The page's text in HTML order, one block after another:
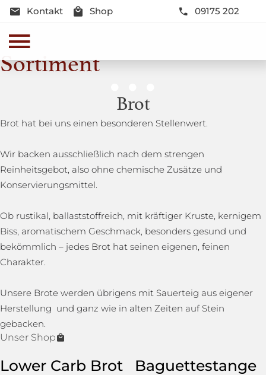
Kontakt Shop 09175 202
Sortiment
Genussmomente
Herzhaft oder süß - Beste Qualität und Frische sind
Brot
Brot hat bei uns einen besonderen Stellenwert.
Wir backen ausschließlich nach dem strengen
Reinheitsgebot, also ohne chemische Zusätze und
Konservierungsmittel.
Ob rustikal, ballaststoffreich, mit kräftiger Kruste, kernigem
Biss, aromatischem Geschmack, besonders gesund und
bekömmlich – jedes Brot hat seinen eigenen, feinen
Charakter.
Unsere Brote werden übrigens mit Sauerteig aus eigener
Herstellung und ganz wie in alten Zeiten auf Stein
gebacken.
Unser Shop
Lower Carb Brot
Baguettestange